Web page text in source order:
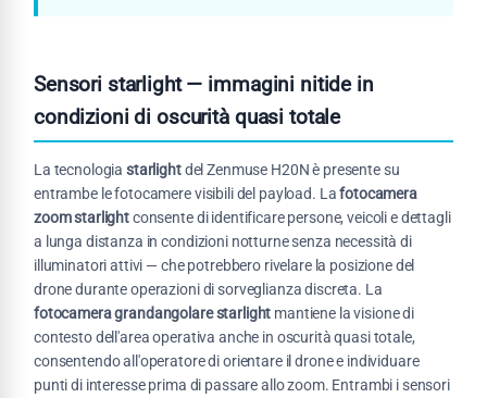
Sensori starlight — immagini nitide in
condizioni di oscurità quasi totale
La tecnologiastarlightdel Zenmuse H20N è presente su
entrambe le fotocamere visibili del payload. Lafotocamera
zoom starlightconsente di identificare persone, veicoli e dettagli
a lunga distanza in condizioni notturne senza necessità di
illuminatori attivi — che potrebbero rivelare la posizione del
drone durante operazioni di sorveglianza discreta. La
fotocamera grandangolare starlight mantiene la visione di
contesto dell'area operativa anche in oscurità quasi totale,
consentendo all'operatore di orientare il drone e individuare
punti di interesse prima di passare allo zoom. Entrambi i sensori